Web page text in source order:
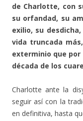
de Charlotte, con
su orfandad, su
exilio, su
vida truncada
exterminio que por
década de los
Charlotte ante la
seguir así con la
en definitiva, hasta